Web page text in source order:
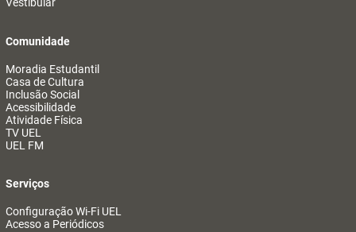
Vestibular
Comunidade
Moradia Estudantil
Casa de Cultura
Inclusão Social
Acessibilidade
Atividade Física
TV UEL
UEL FM
Serviços
Configuração Wi-Fi UEL
Acesso a Periódicos